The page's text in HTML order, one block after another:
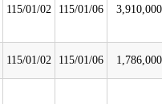
115/01/02 115/01/06 3,910,000
115/01/02 115/01/06 1,786,000